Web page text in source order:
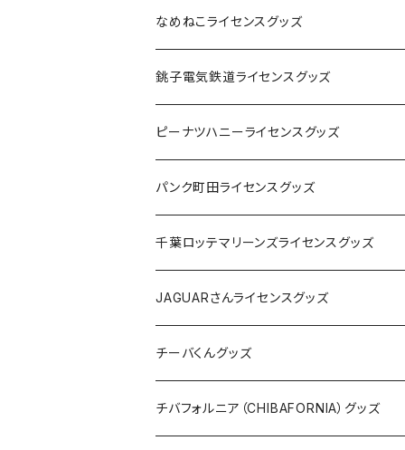
なめねこライセンスグッズ
Tシャツ
キャップ
ステッカー
缶バッジ
ホテルキーホルダー
銚子電気鉄道ライセンスグッズ
ステッカー
缶バッジ
アクリルキーホルダー
ホテルキーホルダー
クリアファイル
Tシャツ
ピーナツハニーライセンスグッズ
Tシャツ
キャップ
バッグ
ステッカー
缶バッジ
パンク町田ライセンスグッズ
Tシャツ
キャップ
バッグ
ステッカー
千葉ロッテマリーンズライセンスグッズ
ステッカー
ステッカー
ステッカー大
缶バッジ
缶バッジ32mm
エコバッグ
JAGUARさんライセンスグッズ
Tシャツ
ステッカー
チーバくんグッズ
Tシャツ
チバフォルニア（CHIBAFORNIA）グッズ